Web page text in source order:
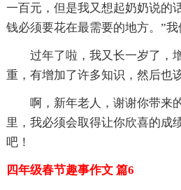
一百元，但是我又想起奶奶说的
钱必须要花在最需要的地方。”我
过年了啦，我又长一岁了，
重，有增加了许多知识，然后也
啊，新年老人，谢谢你带来
里，我必须会取得让你欣喜的成
吧！
四年级春节趣事作文 篇6